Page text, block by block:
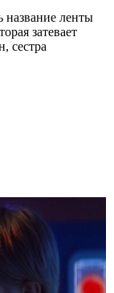
название ленты
затевает
сестра